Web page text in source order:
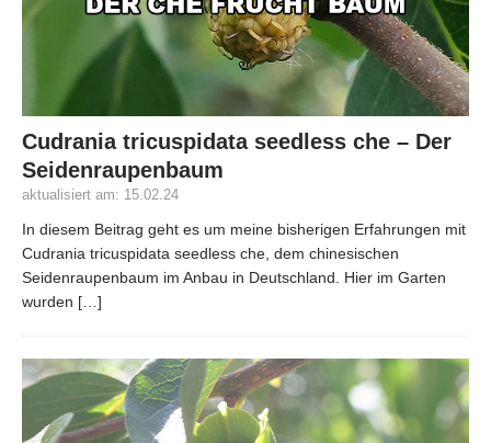
Cudrania tricuspidata seedless che – Der
Seidenraupenbaum
aktualisiert am: 15.02.24
In diesem Beitrag geht es um meine bisherigen Erfahrungen mit
Cudrania tricuspidata seedless che, dem chinesischen
Seidenraupenbaum im Anbau in Deutschland. Hier im Garten
wurden […]